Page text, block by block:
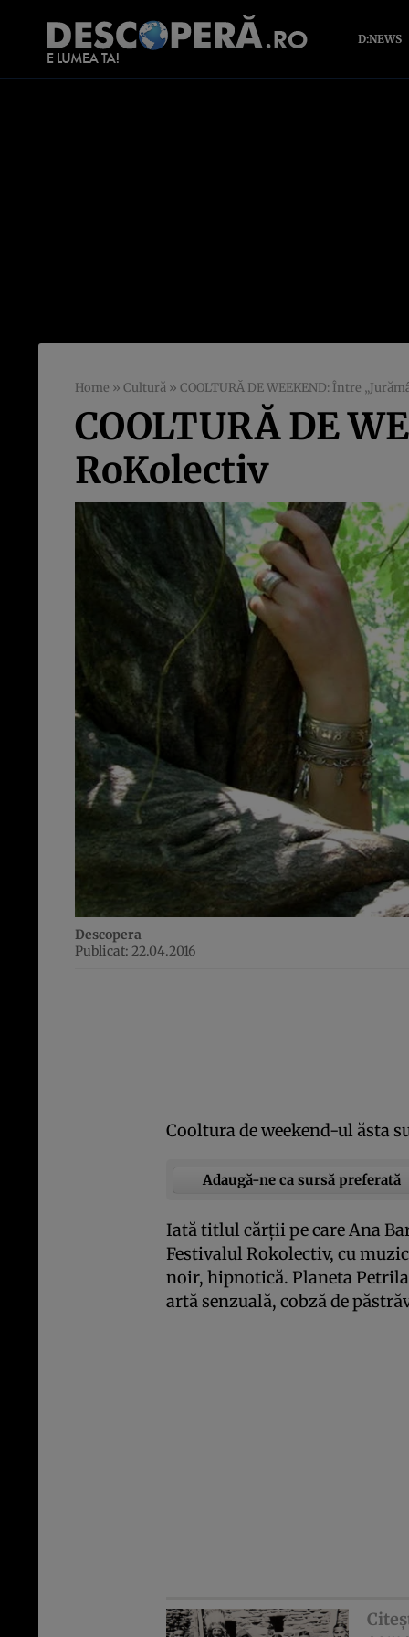
D:NEWS
Home » Cultură » COOLTURĂ DE WEEKEND: Între
COOLTURĂ DE
RoKolectiv
Descopera
Publicat: 22.04.2016
Cooltura de weekend-ul ăsta
Adaugă-ne ca sursă preferată
Iată titlul cărţii pe care Ana
Festivalul Rokolectiv, cu
noir, hipnotică. Planeta
artă senzuală, cobză de